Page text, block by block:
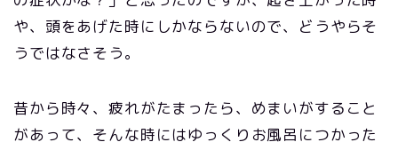
や、頭をあげた時にしかならないので、どうやらそ
うではなさそう。
昔から時々、疲れがたまったら、めまいがすること
があって、そんな時にはゆっくりお風呂につかった